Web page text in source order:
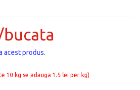
Lei /bucata
acest produs.
10 kg se adauga 1.5 lei per kg)